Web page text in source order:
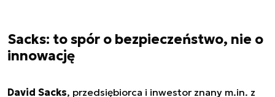
Sacks: to spór o bezpieczeństwo, nie o
innowację
David Sacks, przedsiębiorca i inwestor znany m.in. z